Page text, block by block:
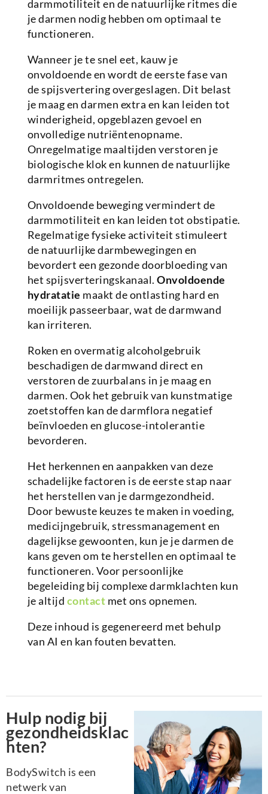
darmmotiliteit en de natuurlijke ritmes die
je darmen nodig hebben om optimaal te
functioneren.
Wanneer je te snel eet, kauw je
onvoldoende en wordt de eerste fase van
de spijsvertering overgeslagen. Dit belast
je maag en darmen extra en kan leiden tot
winderigheid, opgeblazen gevoel en
onvolledige nutriëntenopname.
Onregelmatige maaltijden verstoren je
biologische klok en kunnen de natuurlijke
darmritmes ontregelen.
Onvoldoende beweging vermindert de
darmmotiliteit en kan leiden tot obstipatie.
Regelmatige fysieke activiteit stimuleert
de natuurlijke darmbewegingen en
bevordert een gezonde doorbloeding van
het spijsverteringskanaal.Onvoldoende
hydratatie maakt de ontlasting hard en
moeilijk passeerbaar, wat de darmwand
kan irriteren.
Roken en overmatig alcoholgebruik
beschadigen de darmwand direct en
verstoren de zuurbalans in je maag en
darmen. Ook het gebruik van kunstmatige
zoetstoffen kan de darmflora negatief
beïnvloeden en glucose-intolerantie
bevorderen.
Het herkennen en aanpakken van deze
schadelijke factoren is de eerste stap naar
het herstellen van je darmgezondheid.
Door bewuste keuzes te maken in voeding,
medicijngebruik, stressmanagement en
dagelijkse gewoonten, kun je je darmen de
kans geven om te herstellen en optimaal te
functioneren. Voor persoonlijke
begeleiding bij complexe darmklachten kun
je altijd contact met ons opnemen.
Deze inhoud is gegenereerd met behulp
van AI en kan fouten bevatten.
Hulp nodig bij
gezondheidsklac
hten?
BodySwitch is een
netwerk van